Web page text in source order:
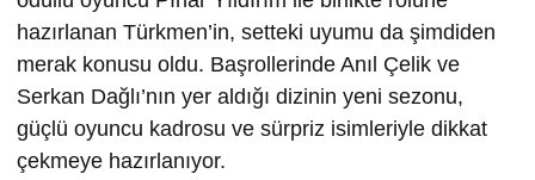
hazırlanan Türkmen’in, setteki uyumu da şimdiden
merak konusu oldu. Başrollerinde Anıl Çelik ve
Serkan Dağlı’nın yer aldığı dizinin yeni sezonu,
güçlü oyuncu kadrosu ve sürpriz isimleriyle dikkat
çekmeye hazırlanıyor.